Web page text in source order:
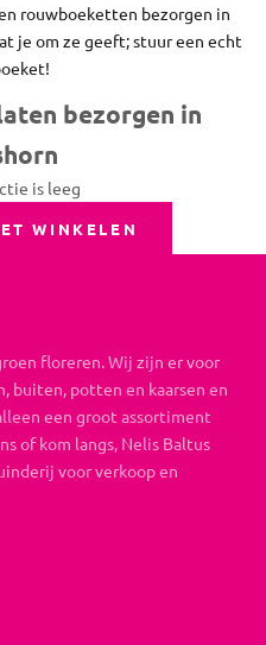
rouwboeketten bezorgen in
je om ze geeft; stuur een echt
bezorgen in
is leeg
WINKELEN
floreren. Wij zijn er voor
buiten, potten en kaarsen en
een groot assortiment
of kom langs, Nelis Baltus
voor verkoop en